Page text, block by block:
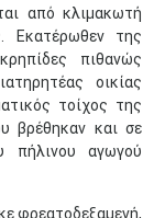
από κλιμακωτή
Εκατέρωθεν της
πιθανώς
οικίας
τοίχος της
βρέθηκαν και σε
πήλινου αγωγού
φρεατοδεξαμενή,